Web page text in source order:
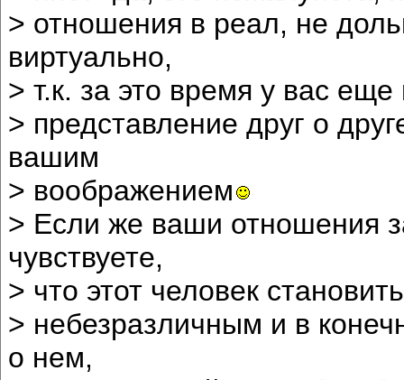
> отношения в реал, не
виртуально,
> т.к. за это время у вас
> представление друг о
вашим
> воображением
> Если же ваши отношения
чувствуете,
> что этот человек
> небезразличным и в
о нем,